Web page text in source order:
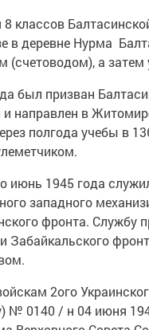
8 классов
в деревне Нурма
(счетоводом), а затем
был призван
направлен в
полгода учебы в
июнь 1945 года
западного
фронта. Службу
Забайкальского
2ого
№ 0140 / н 04 июня
Верховного Совета